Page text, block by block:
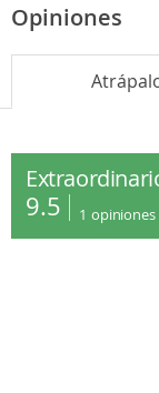
Opiniones
9.5 1 opiniones